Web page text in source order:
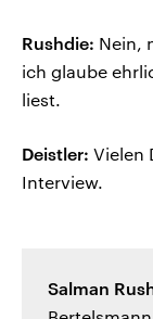
Rushdie: Nein,
ich glaube
liest.
Deistler: Vielen
Interview.
Salman